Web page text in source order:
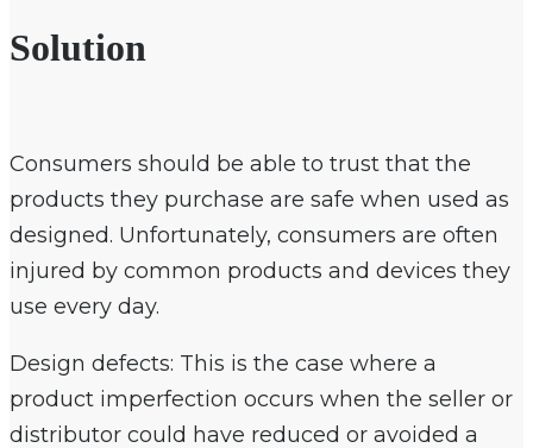
Solution
Consumers should be able to trust that the
products they purchase are safe when used as
designed. Unfortunately, consumers are often
injured by common products and devices they
use every day.
Design defects: This is the case where a
product imperfection occurs when the seller or
distributor could have reduced or avoided a